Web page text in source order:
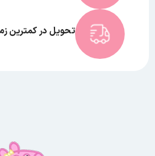
تحویل در کمترین